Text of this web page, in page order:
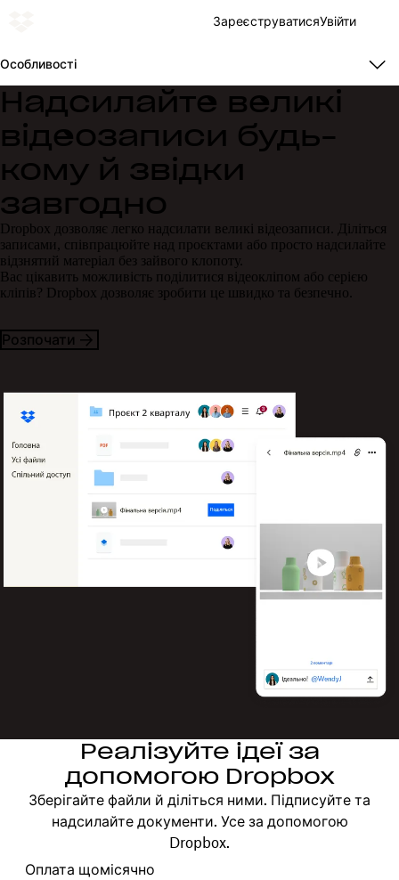
ЗареєструватисяУвійти
Особливості
Надсилайте великі
відеозаписи будь-
кому й звідки
завгодно
Dropbox дозволяє легко надсилати великі відеозаписи. Діліться
записами, співпрацюйте над проєктами або просто надсилайте
відзнятий матеріал без зайвого клопоту.
Вас цікавить можливість поділитися відеокліпом або серією
кліпів? Dropbox дозволяє зробити це швидко та безпечно.
Розпочати
Реалізуйте ідеї за
допомогою Dropbox
Зберігайте файли й діліться ними. Підписуйте та
надсилайте документи. Усе за допомогою
Dropbox.
Оберіть цикл виставлення рахунків
Оплата щомісячно